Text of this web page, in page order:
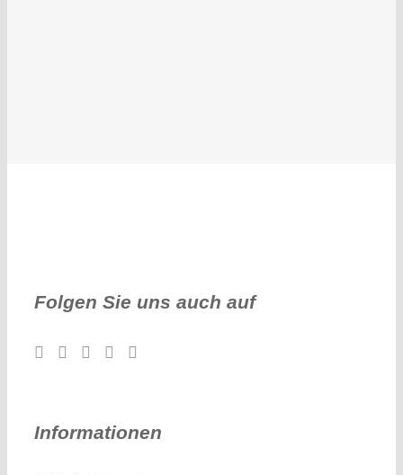
Folgen Sie uns auch auf
Informationen